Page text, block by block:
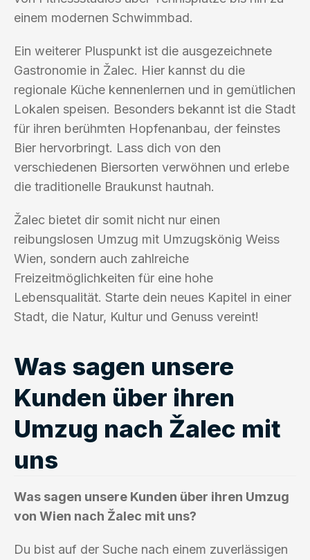
einem modernen Schwimmbad.
Ein weiterer Pluspunkt ist die ausgezeichnete
Gastronomie in Žalec. Hier kannst du die
regionale Küche kennenlernen und in gemütlichen
Lokalen speisen. Besonders bekannt ist die Stadt
für ihren berühmten Hopfenanbau, der feinstes
Bier hervorbringt. Lass dich von den
verschiedenen Biersorten verwöhnen und erlebe
die traditionelle Braukunst hautnah.
Žalec bietet dir somit nicht nur einen
reibungslosen Umzug mit Umzugskönig Weiss
Wien, sondern auch zahlreiche
Freizeitmöglichkeiten für eine hohe
Lebensqualität. Starte dein neues Kapitel in einer
Stadt, die Natur, Kultur und Genuss vereint!
Was sagen unsere
Kunden über ihren
Umzug nach Žalec mit
uns
Was sagen unsere Kunden über ihren Umzug
von Wien nach Žalec mit uns?
Du bist auf der Suche nach einem zuverlässigen